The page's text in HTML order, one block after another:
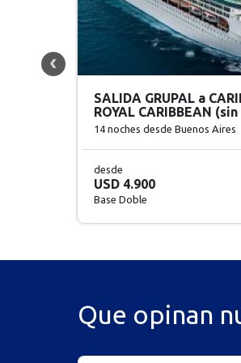
SALIDA GRUPAL
ROYAL CARIBBEAN
14 noches desde Buenos Aires
desde
USD 4.900
Base Doble
Que opinan